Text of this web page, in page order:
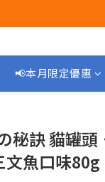
📢本月限定優惠
秘訣 貓罐頭
文魚口味80g